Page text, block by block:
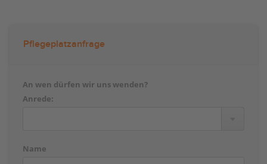
Pflegeplatzanfrage
An wen dürfen wir uns wenden?
Anrede:
Name